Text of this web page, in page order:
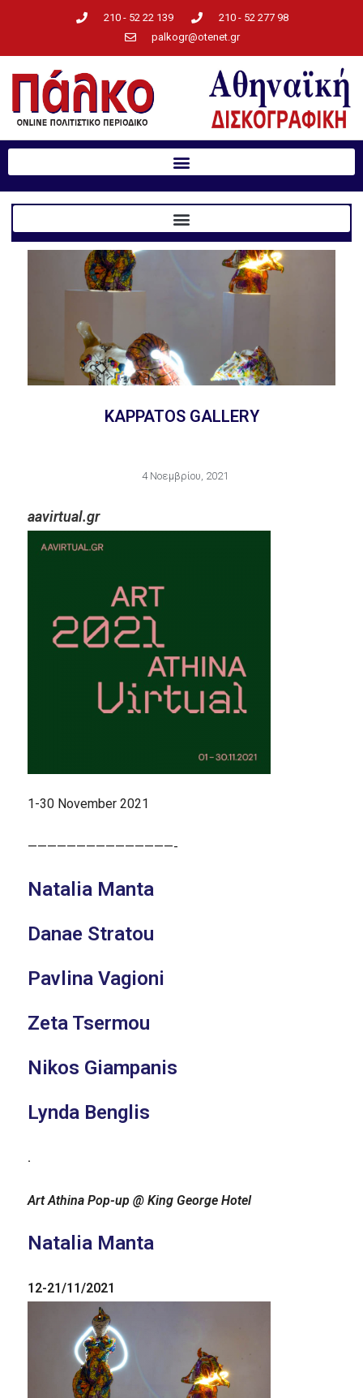
210 - 52 22 139
210 - 52 277 98
palkogr@otenet.gr
KAPPATOS GALLERY
4 Νοεμβρίου, 2021
aavirtual.gr
1-30 November 2021
———————————————-
Natalia Manta
Danae Stratou
Pavlina Vagioni
Zeta Tsermou
Nikos Giampanis
Lynda Benglis
.
Art Athina Pop-up @ King George Hotel
Natalia Manta
12-21/11/2021